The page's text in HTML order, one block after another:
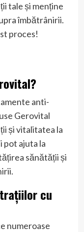
tale și menține
îmbătrânirii.
proces!
anti-
Gerovital
și vitalitatea la
ajuta la
sănătății și
cu
numeroase